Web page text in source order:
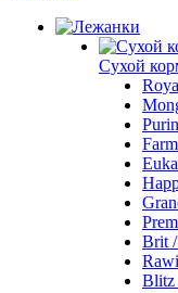
Сухой
Brit
Blitz